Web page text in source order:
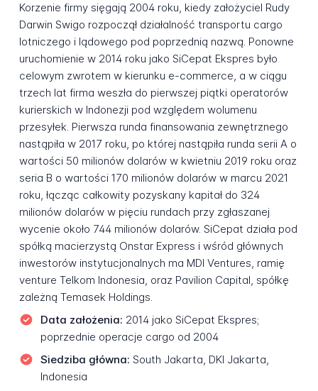
Korzenie firmy sięgają 2004 roku, kiedy założyciel Rudy
Darwin Swigo rozpoczął działalność transportu cargo
lotniczego i lądowego pod poprzednią nazwą. Ponowne
uruchomienie w 2014 roku jako SiCepat Ekspres było
celowym zwrotem w kierunku e-commerce, a w ciągu
trzech lat firma weszła do pierwszej piątki operatorów
kurierskich w Indonezji pod względem wolumenu
przesyłek. Pierwsza runda finansowania zewnętrznego
nastąpiła w 2017 roku, po której nastąpiła runda serii A o
wartości 50 milionów dolarów w kwietniu 2019 roku oraz
seria B o wartości 170 milionów dolarów w marcu 2021
roku, łącząc całkowity pozyskany kapitał do 324
milionów dolarów w pięciu rundach przy zgłaszanej
wycenie około 744 milionów dolarów. SiCepat działa pod
spółką macierzystą Onstar Express i wśród głównych
inwestorów instytucjonalnych ma MDI Ventures, ramię
venture Telkom Indonesia, oraz Pavilion Capital, spółkę
zależną Temasek Holdings.
Data założenia: 2014 jako SiCepat Ekspres;
poprzednie operacje cargo od 2004
Siedziba główna: South Jakarta, DKI Jakarta,
Indonesia